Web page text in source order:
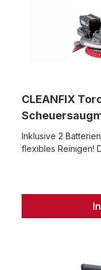
CLEANFIX
Inklusive 2
flexibles Reinigen!
sich für die
zuverlässiger
Küchenfliesen mit
Leistungsstarke